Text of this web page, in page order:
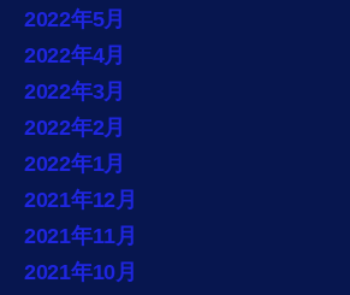
2022年5月
2022年4月
2022年3月
2022年2月
2022年1月
2021年12月
2021年11月
2021年10月